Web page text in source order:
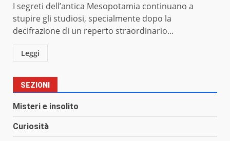
I segreti dell’antica Mesopotamia continuano a
stupire gli studiosi, specialmente dopo la
decifrazione di un reperto straordinario...
Leggi
SEZIONI
Misteri e insolito
Curiosità